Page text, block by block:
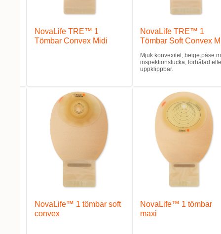
NovaLife TRE™ 1
Tömbar Convex Midi
NovaLife TRE™ 1
Tömbar Soft Convex
Mjuk konvexitet, beige påse
inspektionslucka, förhålad
uppklippbar.
NovaLife™ 1 tömbar soft
convex
NovaLife™ 1 tömbar
maxi